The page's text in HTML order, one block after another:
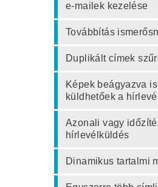
e-mailek kezelése
Továbbítás
Duplikált címek
Képek beágyazva is
küldhetőek a
Azonali vagy
hírlevélküldés
Dinamikus tartalmi